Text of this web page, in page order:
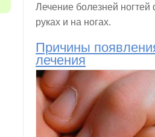
Лечение болезней
руках и на ногах.
Причины
лечения